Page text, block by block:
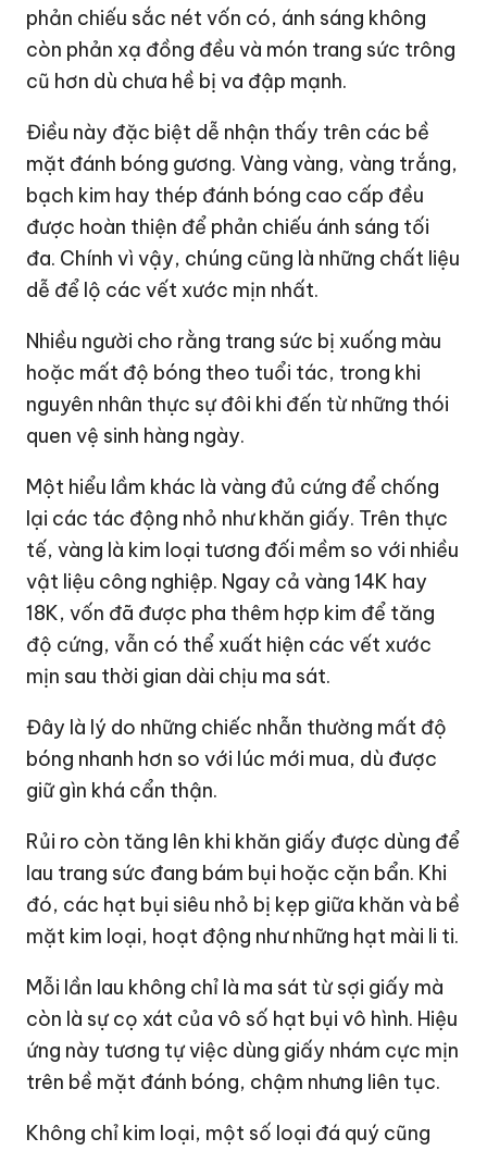
phản chiếu sắc nét vốn có, ánh sáng không
còn phản xạ đồng đều và món trang sức trông
cũ hơn dù chưa hề bị va đập mạnh.
Điều này đặc biệt dễ nhận thấy trên các bề
mặt đánh bóng gương. Vàng vàng, vàng trắng,
bạch kim hay thép đánh bóng cao cấp đều
được hoàn thiện để phản chiếu ánh sáng tối
đa. Chính vì vậy, chúng cũng là những chất liệu
dễ để lộ các vết xước mịn nhất.
Nhiều người cho rằng trang sức bị xuống màu
hoặc mất độ bóng theo tuổi tác, trong khi
nguyên nhân thực sự đôi khi đến từ những thói
quen vệ sinh hàng ngày.
Một hiểu lầm khác là vàng đủ cứng để chống
lại các tác động nhỏ như khăn giấy. Trên thực
tế, vàng là kim loại tương đối mềm so với nhiều
vật liệu công nghiệp. Ngay cả vàng 14K hay
18K, vốn đã được pha thêm hợp kim để tăng
độ cứng, vẫn có thể xuất hiện các vết xước
mịn sau thời gian dài chịu ma sát.
Đây là lý do những chiếc nhẫn thường mất độ
bóng nhanh hơn so với lúc mới mua, dù được
giữ gìn khá cẩn thận.
Rủi ro còn tăng lên khi khăn giấy được dùng để
lau trang sức đang bám bụi hoặc cặn bẩn. Khi
đó, các hạt bụi siêu nhỏ bị kẹp giữa khăn và bề
mặt kim loại, hoạt động như những hạt mài li ti.
Mỗi lần lau không chỉ là ma sát từ sợi giấy mà
còn là sự cọ xát của vô số hạt bụi vô hình. Hiệu
ứng này tương tự việc dùng giấy nhám cực mịn
trên bề mặt đánh bóng, chậm nhưng liên tục.
Không chỉ kim loại, một số loại đá quý cũng